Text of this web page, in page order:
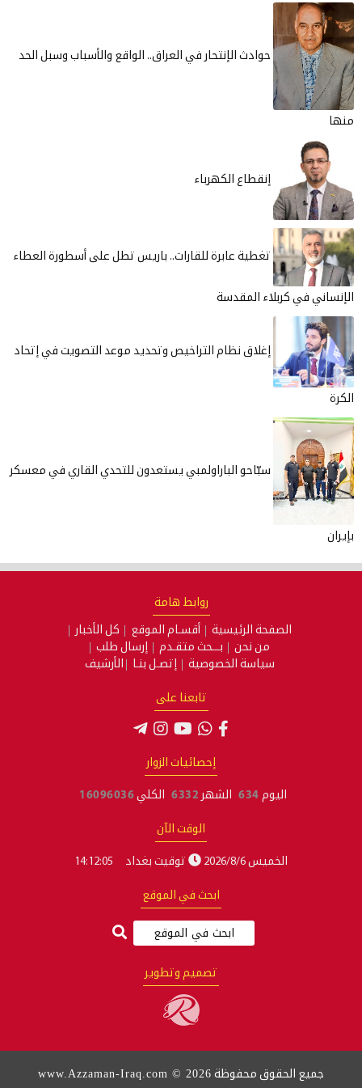
حوادث الإنتحار في العراق.. الواقع والأسباب وسبل الحد
منها
إنقطاع الكهرباء
تغطية عابرة للقارات.. باريس تطل على أسطورة العطاء
الإنساني في كربلاء المقدسة
إغلاق نظام التراخيص وتحديد موعد التصويت في إتحاد
الكرة
سبّاحو الباراولمبي يستعدون للتحدي القاري في معسكر
بإيران
روابط هامة
الصفحة الرئيسية أقسـام الموقع
كل الأخبار
من نحن
بـــحث متقـدم
إرسال طلب
سياسة الخصوصية
إتصـل بنـا الأرشيف
تابعنا على
إحصائيات الزوار
اليوم 634 الشهر 6332 الكلي 16096036
الوقت الآن
الخميس 2026/8/6 توقيت بغداد 14:12:05
ابحث في الموقع
تصميم وتطوير
جميع الحقوق محفوظة www.Azzaman-Iraq.com © 2026